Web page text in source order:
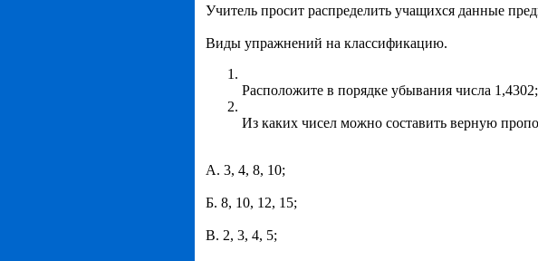
Учитель просит распределить учащихся данные
Виды упражнений на классификацию.
Расположите в порядке убывания числа
Из каких чисел можно составить верную
А. 3, 4, 8, 10;
Б. 8, 10, 12, 15;
В. 2, 3, 4, 5;